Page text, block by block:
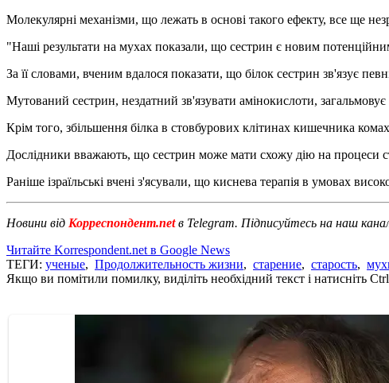
Молекулярні механізми, що лежать в основі такого ефекту, все ще
"Наші результати на мухах показали, що сестрин є новим
За її словами, вченим вдалося показати, що білок сестрин зв'язує
Мутований сестрин, нездатний зв'язувати амінокислоти,
Крім того, збільшення білка в стовбурових клітинах кишечника
Дослідники вважають, що сестрин може мати схожу дію на процеси
Раніше ізраїльські вчені з'ясували, що киснева терапія в умовах
Новини від Корреспондент.netв Telegram. Підписуйтесь на наш
Читайте Korrespondent.net в Google News
ТЕГИ: ученые, Продолжительность жизни, старение, старость,
Якщо ви помітили помилку, виділіть необхідний текст і натисніть